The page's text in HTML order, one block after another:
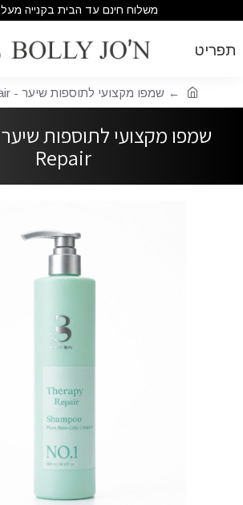
משלוח חינם עד הבית בקנייה מעל 300₪
שמפו מקצועי לתוספות שיער - Therapy Repair
Repair